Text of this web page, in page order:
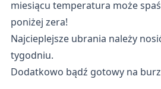
miesiącu temperatura może
poniżej zera!
Najcieplejsze ubrania należy
tygodniu.
Dodatkowo bądź gotowy na